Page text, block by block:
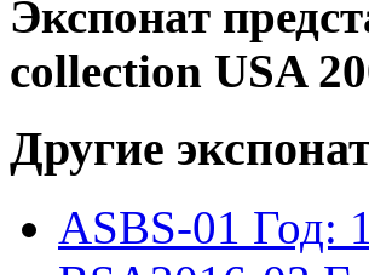
Экспонат
collection USA
Другие
ASBS-01 Год: